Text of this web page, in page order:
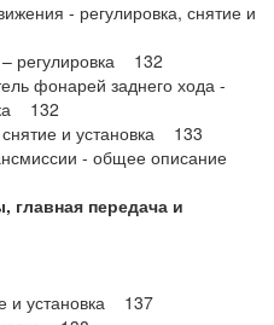
- регулировка, снятие и
регулировка 132
фонарей заднего хода -
132
и установка 133
- общее описание
передача и
и установка 137